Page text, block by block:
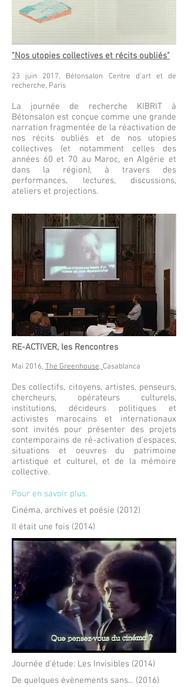
"Nos utopies collectives et récits oubliés"
23 juin 2017, Bétonsalon Centre d'art et de
recherche, Paris
La journée de recherche KIBRIT à
Bétonsalon est conçue comme une grande
narration fragmentée de la réactivation de
nos récits oubliés et de nos utopies
collectives (et notamment celles des
années 60 et 70 au Maroc, en Algérie et
dans la région), à travers des
performances, lectures, discussions,
ateliers et projections.
RE-ACTIVER, les Rencontres
Mai 2016, The Greenhouse, Casablanca
Des collectifs, citoyens, artistes, penseurs,
chercheurs, opérateurs culturels,
institutions, décideurs politiques et
activistes marocains et internationaux
sont invités pour présenter des projets
contemporains de ré-activation d’espaces,
situations et oeuvres du patrimoine
artistique et culturel, et de la mémoire
collective.
Pour en savoir plus.
Cinéma, archives et poésie (2012)
Il était une fois (2014)
Journée d'étude: Les Invisibles (2014)
De quelques évènements sans... (2016)